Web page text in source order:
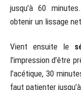
jusqu’à 60
obtenir un lissage
Vient ensuite le
l’impression d’être
l’acétique, 30
faut patienter